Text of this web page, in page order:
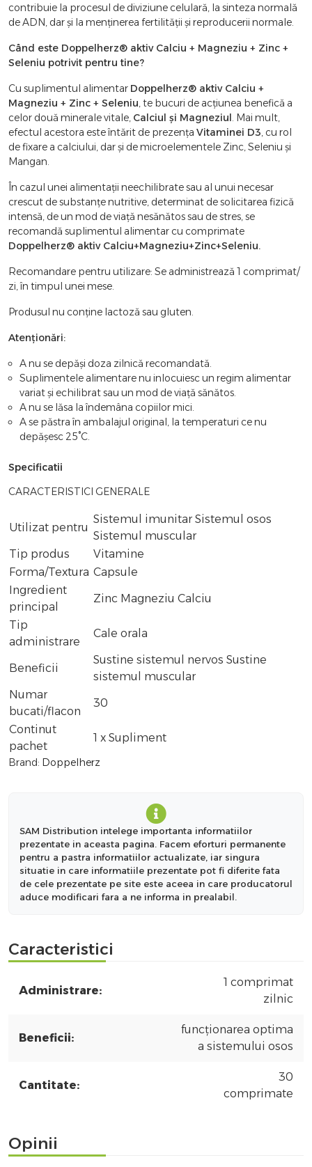
contribuie la procesul de diviziune celulară, la sinteza normală
de ADN, dar şi la menţinerea fertilităţii şi reproducerii normale.
Când este Doppelherz® aktiv Calciu + Magneziu + Zinc +
Seleniu potrivit pentru tine?
Cu suplimentul alimentar Doppelherz® aktiv Calciu +
Magneziu + Zinc + Seleniu, te bucuri de acţiunea benefică a
celor două minerale vitale, Calciul şi Magneziul. Mai mult,
efectul acestora este întărit de prezenţa Vitaminei D3, cu rol
de fixare a calciului, dar şi de microelementele Zinc, Seleniu şi
Mangan.
În cazul unei alimentaţii neechilibrate sau al unui necesar
crescut de substanţe nutritive, determinat de solicitarea fizică
intensă, de un mod de viaţă nesănătos sau de stres, se
recomandă suplimentul alimentar cu comprimate
Doppelherz® aktiv Calciu+Magneziu+Zinc+Seleniu.
Recomandare pentru utilizare: Se administrează 1 comprimat/
zi, în timpul unei mese.
Produsul nu conține lactoză sau gluten.
Atenționări:
A nu se depăși doza zilnică recomandată.
Suplimentele alimentare nu inlocuiesc un regim alimentar
variat și echilibrat sau un mod de viață sănătos.
A nu se lăsa la îndemâna copiilor mici.
A se păstra în ambalajul original, la temperaturi ce nu
depășesc 25°C.
Specificatii
CARACTERISTICI GENERALE
Utilizat pentru
Sistemul imunitar Sistemul osos
Sistemul muscular
Tip produs
Vitamine
Forma/Textura Capsule
Ingredient
principal
Zinc Magneziu Calciu
Tip
administrare
Cale orala
Beneficii
Sustine sistemul nervos Sustine
sistemul muscular
Numar
bucati/flacon
30
Continut
pachet
1 x Supliment
Brand: Doppelherz
SAM Distribution intelege importanta informatiilor
prezentate in aceasta pagina. Facem eforturi permanente
pentru a pastra informatiilor actualizate, iar singura
situatie in care informatiile prezentate pot fi diferite fata
de cele prezentate pe site este aceea in care producatorul
aduce modificari fara a ne informa in prealabil.
Caracteristici
Administrare:
1 comprimat
zilnic
Beneficii:
funcționarea optima
a sistemului osos
Cantitate:
30
comprimate
Opinii